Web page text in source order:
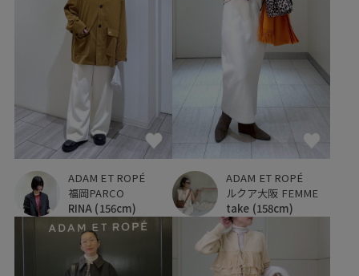
ADAM ET ROPÉ
福岡PARCO
RINA (156cm)
ADAM ET ROPÉ
ルクア大阪 FEMME
take (158cm)